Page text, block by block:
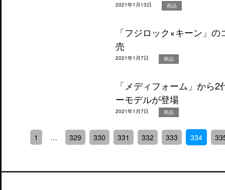
2021年1月13日 商品
「フジロック×キーン」
売
2021年1月7日 商品
「メディフォーム」から
ーモデルが登場
2021年1月7日 商品
1 … 329 330 331 332 333 334